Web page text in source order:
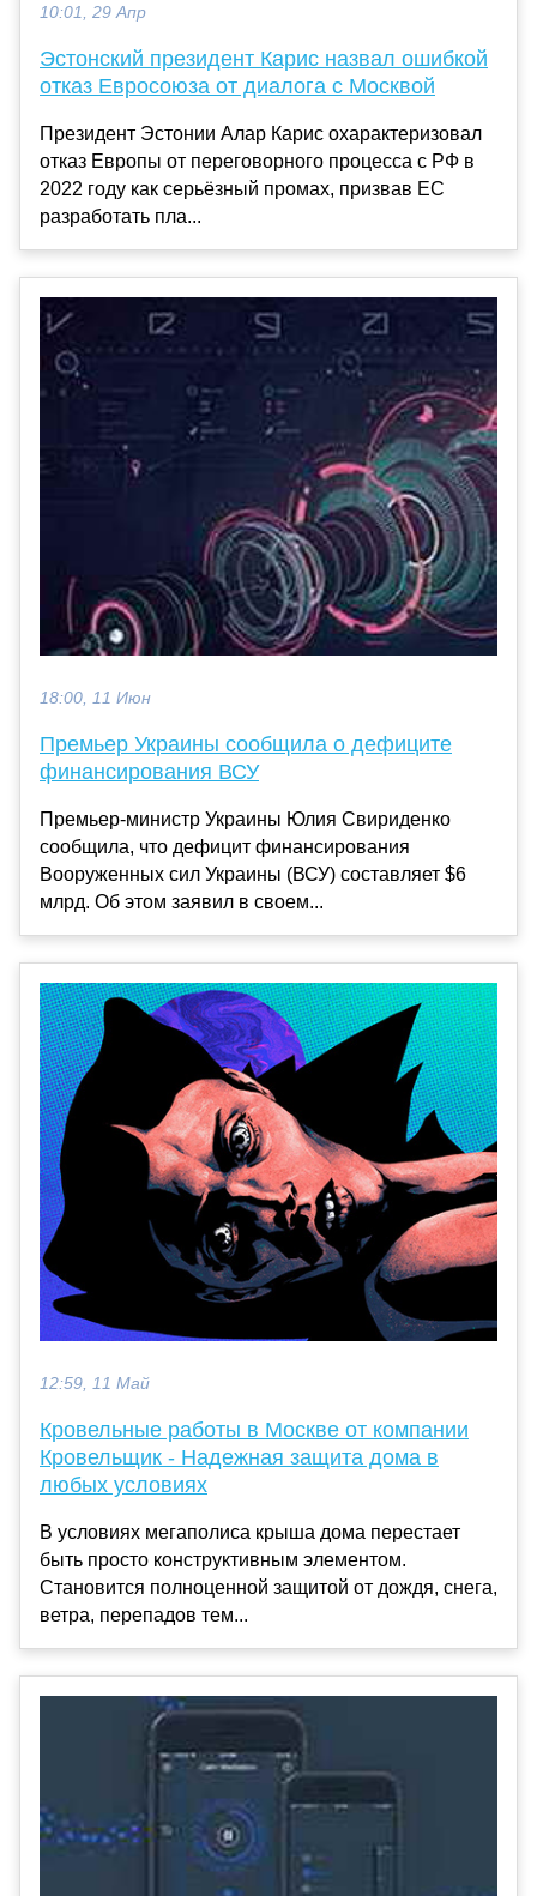
10:01, 29 Апр
Эстонский президент Карис назвал ошибкой
отказ Евросоюза от диалога с Москвой
Президент Эстонии Алар Карис охарактеризовал
отказ Европы от переговорного процесса с РФ в
2022 году как серьёзный промах, призвав ЕС
разработать пла...
18:00, 11 Июн
Премьер Украины сообщила о дефиците
финансирования ВСУ
Премьер-министр Украины Юлия Свириденко
сообщила, что дефицит финансирования
Вооруженных сил Украины (ВСУ) составляет $6
млрд. Об этом заявил в своем...
12:59, 11 Май
Кровельные работы в Москве от компании
Кровельщик - Надежная защита дома в
любых условиях
В условиях мегаполиса крыша дома перестает
быть просто конструктивным элементом.
Становится полноценной защитой от дождя, снега,
ветра, перепадов тем...